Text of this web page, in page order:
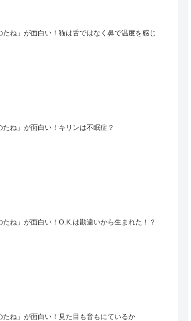
ね」が面白い！猫は舌ではなく鼻で温度を感じ
ね」が面白い！キリンは不眠症？
ね」が面白い！O.K.は勘違いから生まれた！？
ね」が面白い！見た目も音もにているか